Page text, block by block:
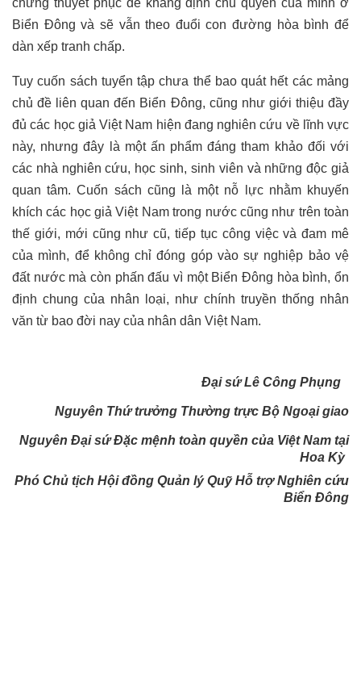
chứng thuyết phục để khẳng định chủ quyền của mình ở
Biển Đông và sẽ vẫn theo đuổi con đường hòa bình để
dàn xếp tranh chấp.
Tuy cuốn sách tuyển tập chưa thể bao quát hết các mảng
chủ đề liên quan đến Biển Đông, cũng như giới thiệu đầy
đủ các học giả Việt Nam hiện đang nghiên cứu về lĩnh vực
này, nhưng đây là một ấn phẩm đáng tham khảo đối với
các nhà nghiên cứu, học sinh, sinh viên và những độc giả
quan tâm. Cuốn sách cũng là một nỗ lực nhằm khuyến
khích các học giả Việt Nam trong nước cũng như trên toàn
thế giới, mới cũng như cũ, tiếp tục công việc và đam mê
của mình, để không chỉ đóng góp vào sự nghiệp bảo vệ
đất nước mà còn phấn đấu vì một Biển Đông hòa bình, ổn
định chung của nhân loại, như chính truyền thống nhân
văn từ bao đời nay của nhân dân Việt Nam.
Đại sứ Lê Công Phụng
Nguyên Thứ trưởng Thường trực Bộ Ngoại giao
Nguyên Đại sứ Đặc mệnh toàn quyền của Việt Nam tại
Hoa Kỳ
Phó Chủ tịch Hội đồng Quản lý Quỹ Hỗ trợ Nghiên cứu
Biển Đông